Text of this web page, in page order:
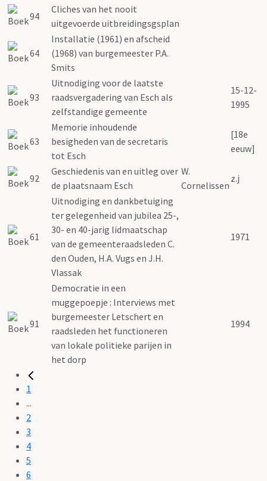
94
Cliches van het nooit
uitgevoerde uitbreidingsgsplan
64
Installatie (1961) en afscheid
(1968) van burgemeester P.A.
Smits
93
Uitnodiging voor de laatste
raadsvergadering van Esch als
zelfstandige gemeente
15-12-
1995
63
Memorie inhoudende
besigheden van de secretaris
tot Esch
[18e
eeuw]
92
Geschiedenis van en uitleg over
de plaatsnaam Esch
W.
Cornelissen
z.j
61
Uitnodiging en dankbetuiging
ter gelegenheid van jubilea 25-,
30- en 40-jarig lidmaatschap
van de gemeenteraadsleden C.
den Ouden, H.A. Vugs en J.H.
Vlassak
1971
91
Democratie in een
muggepoepje : Interviews met
burgemeester Letschert en
raadsleden het functioneren
van lokale politieke parijen in
het dorp
1994
1
...
2
3
4
5
6